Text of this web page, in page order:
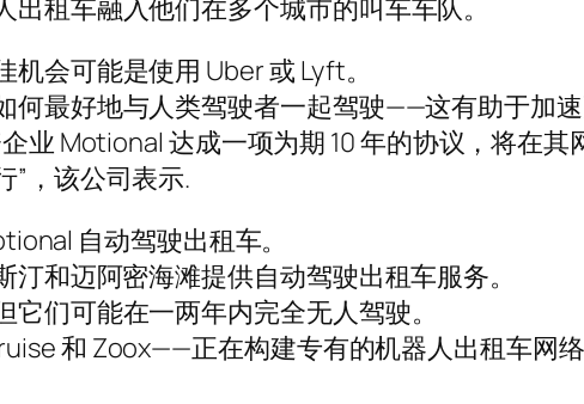
租车融入他们在多个城市的叫车车队。
会可能是使用 Uber 或 Lyft。
最好地与人类驾驶者一起驾驶——这有助于加速
业 Motional 达成一项为期 10 年的协议，将在其
”，该公司表示.
自动驾驶出租车。
和迈阿密海滩提供自动驾驶出租车服务。
们可能在一两年内完全无人驾驶。
和 Zoox——正在构建专有的机器人出租车网